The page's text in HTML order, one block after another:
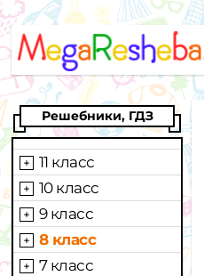
Решебники, ГДЗ
11 класс
10 класс
9 класс
8 класс
7 класс